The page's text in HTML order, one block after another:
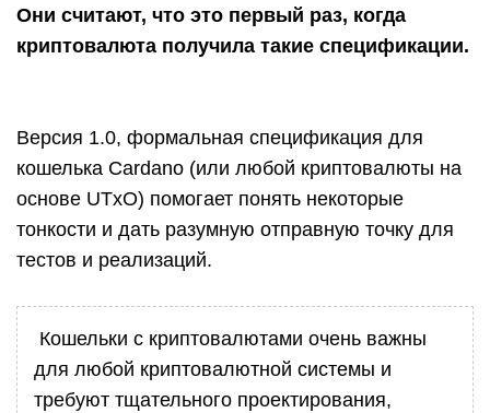
Они считают, что это первый раз, когда
криптовалюта получила такие спецификации.
Версия 1.0, формальная спецификация для
кошелька Cardano (или любой криптовалюты на
основе UTxO) помогает понять некоторые
тонкости и дать разумную отправную точку для
тестов и реализаций.
Кошельки с криптовалютами очень важны
для любой криптовалютной системы и
требуют тщательного проектирования,